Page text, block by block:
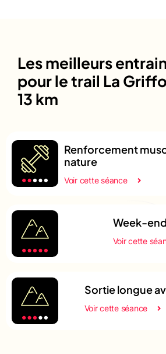
Les meilleurs
pour le trail La
13 km
Renforcement
nature
Voir cette séance
Week-
Voir cette
Sortie longue
Voir cette séance